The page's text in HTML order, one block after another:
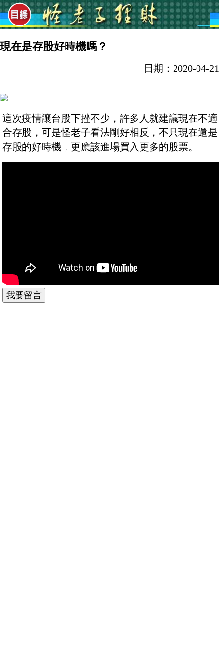
現在是存股好時機嗎？
日期：2020-04-21
這次疫情讓台股下挫不少，許多人就建議現在不適
合存股，可是怪老子看法剛好相反，不只現在還是
存股的好時機，更應該進場買入更多的股票。